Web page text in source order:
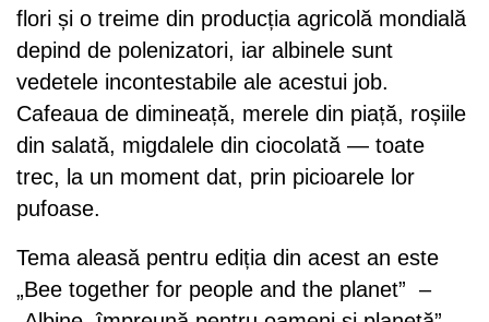
flori și o treime din producția agricolă mondială
depind de polenizatori, iar albinele sunt
vedetele incontestabile ale acestui job.
Cafeaua de dimineață, merele din piață, roșiile
din salată, migdalele din ciocolată — toate
trec, la un moment dat, prin picioarele lor
pufoase.
Tema aleasă pentru ediția din acest an este
„Bee together for people and the planet” –